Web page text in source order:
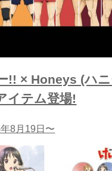
!! × Honeys (ハニ
イテム登場!
8月19日〜